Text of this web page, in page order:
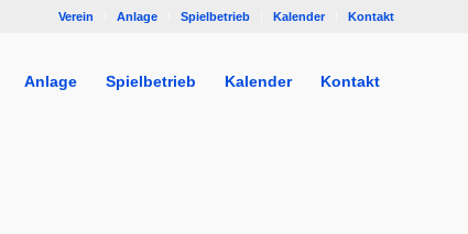
Verein Anlage Spielbetrieb Kalender Kontakt
Anlage Spielbetrieb Kalender Kontakt